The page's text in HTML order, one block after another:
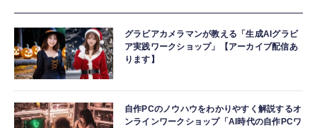
グラビアカメラマンが教える「生成AIグラビ
ア実践ワークショップ」【アーカイブ配信あ
ります】
自作PCのノウハウをわかりやすく解説するオ
ンラインワークショップ「AI時代の自作PCワ